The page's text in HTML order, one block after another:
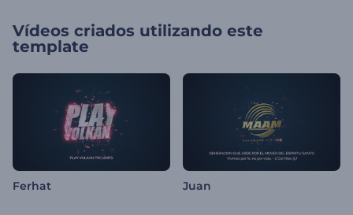
Vídeos criados utilizando este
template
Ferhat Juan